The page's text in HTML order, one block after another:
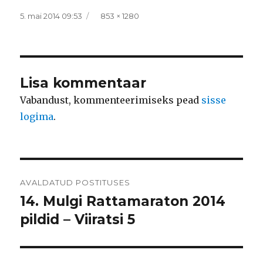
Postitatud
5. mai 2014 09:53 Täissuurus
853 × 1280
Lisa kommentaar
Vabandust, kommenteerimiseks pead sisse
logima.
AVALDATUD POSTITUSES
14. Mulgi Rattamaraton 2014
pildid – Viiratsi 5